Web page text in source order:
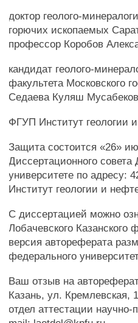
доктор геолого-
горючих ископаемых
профессор Коробов
кандидат геолого-
факультета Московского
Седаева Куляш
ФГУП Институт геологии
Защита состоится «26»
Диссертационного
университете по адресу:
Институт геологии и
С диссертацией можно
Лобачевского Казанского
версия автореферата
федерального
Ваш отзыв на
Казань, ул. Кремлевская,
отдел аттестации